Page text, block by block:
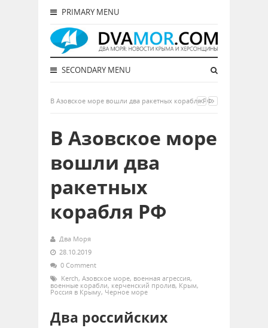
PRIMARY MENU
SECONDARY MENU
В Азовское море вошли два ракетных корабля РФ
В Азовское море
вошли два
ракетных
корабля РФ
Два Моря
28.10.2019
0 Comment
Kerch, Азовское море, военная агрессия,
военные корабли, керченский пролив, Крым,
Россия в Крыму, Черное море
Два российских